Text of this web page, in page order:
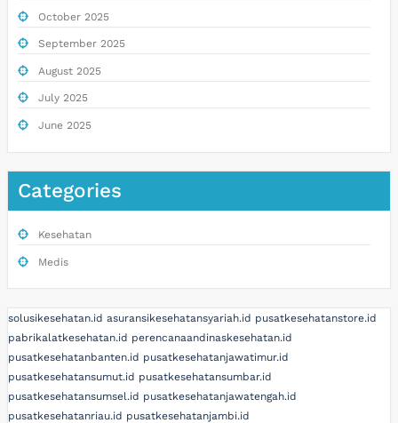
October 2025
September 2025
August 2025
July 2025
June 2025
Categories
Kesehatan
Medis
solusikesehatan.id asuransikesehatansyariah.id pusatkesehatanstore.id
pabrikalatkesehatan.id perencanaandinaskesehatan.id
pusatkesehatanbanten.id pusatkesehatanjawatimur.id
pusatkesehatansumut.id pusatkesehatansumbar.id
pusatkesehatansumsel.id pusatkesehatanjawatengah.id
pusatkesehatanriau.id pusatkesehatanjambi.id